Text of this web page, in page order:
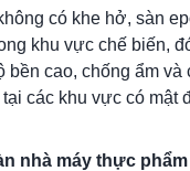
có khe hở, sàn
khu vực chế biến,
bền cao, chống ẩm
các khu vực có mật
nhà máy thực phẩm